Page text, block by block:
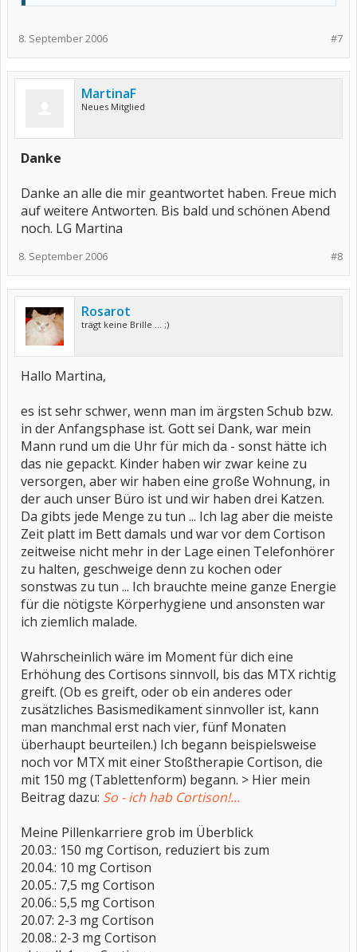
#7
8. September 2006
MartinaF
Neues Mitglied
Danke
Danke an alle die mir geantwortet haben. Freue mich
auf weitere Antworten. Bis bald und schönen Abend
noch. LG Martina
#8
8. September 2006
Rosarot
trägt keine Brille ... ;)
Hallo Martina,
es ist sehr schwer, wenn man im ärgsten Schub bzw.
in der Anfangsphase ist. Gott sei Dank, war mein
Mann rund um die Uhr für mich da - sonst hätte ich
das nie gepackt. Kinder haben wir zwar keine zu
versorgen, aber wir haben eine große Wohnung, in
der auch unser Büro ist und wir haben drei Katzen.
Da gibts jede Menge zu tun ... Ich lag aber die meiste
Zeit platt im Bett damals und war vor dem Cortison
zeitweise nicht mehr in der Lage einen Telefonhörer
zu halten, geschweige denn zu kochen oder
sonstwas zu tun ... Ich brauchte meine ganze Energie
für die nötigste Körperhygiene und ansonsten war
ich ziemlich malade.
Wahrscheinlich wäre im Moment für dich eine
Erhöhung des Cortisons sinnvoll, bis das MTX richtig
greift. (Ob es greift, oder ob ein anderes oder
zusätzliches Basismedikament sinnvoller ist, kann
man manchmal erst nach vier, fünf Monaten
überhaupt beurteilen.) Ich begann beispielsweise
noch vor MTX mit einer Stoßtherapie Cortison, die
mit 150 mg (Tablettenform) begann. > Hier mein
Beitrag dazu: So - ich hab Cortison!...
Meine Pillenkarriere grob im Überblick
20.03.: 150 mg Cortison, reduziert bis zum
20.04.: 10 mg Cortison
20.05.: 7,5 mg Cortison
20.06.: 5,5 mg Cortison
20.07: 2-3 mg Cortison
20.08.: 2-3 mg Cortison